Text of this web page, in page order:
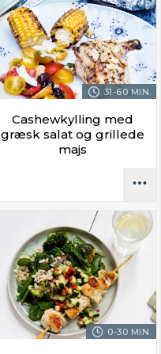
31-60 MIN.
Cashewkylling med
græsk salat og grillede
majs
0-30 MIN.